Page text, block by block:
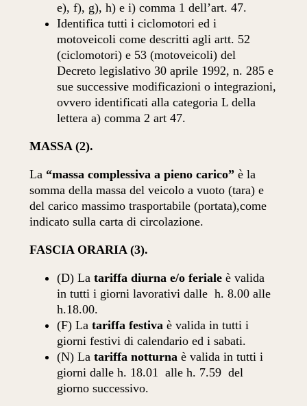
e), f), g), h) e i) comma 1 dell’art. 47.
Identifica tutti i ciclomotori ed i
motoveicoli come descritti agli artt. 52
(ciclomotori) e 53 (motoveicoli) del
Decreto legislativo 30 aprile 1992, n. 285 e
sue successive modificazioni o integrazioni,
ovvero identificati alla categoria L della
lettera a) comma 2 art 47.
MASSA (2).
La “massa complessiva a pieno carico”è la
somma della massa del veicolo a vuoto (tara) e
del carico massimo trasportabile (portata),come
indicato sulla carta di circolazione.
FASCIA ORARIA (3).
(D) Latariffa diurna e/o ferialeè valida
in tutti i giorni lavorativi dalle h. 8.00 alle
h.18.00.
(F) Latariffa festivaè valida in tutti i
giorni festivi di calendario ed i sabati.
(N) Latariffa notturnaè valida in tutti i
giorni dalle h. 18.01 alle h. 7.59 del
giorno successivo.